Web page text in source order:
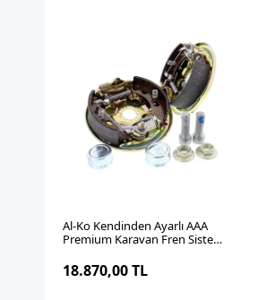
Al-Ko Kendinden Ayarlı AAA
Premium Karavan Fren Sistemi
18.870,00 TL